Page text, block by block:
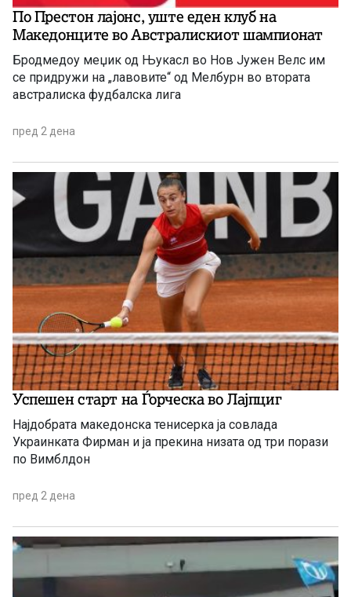
По Престон лајонс, уште еден клуб на
Македонците во Австралискиот шампионат
Бродмедоу меџик од Њукасл во Нов Јужен Велс им
се придружи на „лавовите“ од Мелбурн во втората
австралиска фудбалска лига
пред 2 дена
Успешен старт на Ѓорческа во Лајпциг
Најдобрата македонска тенисерка ја совлада
Украинката Фирман и ја прекина низата од три порази
по Вимблдон
пред 2 дена